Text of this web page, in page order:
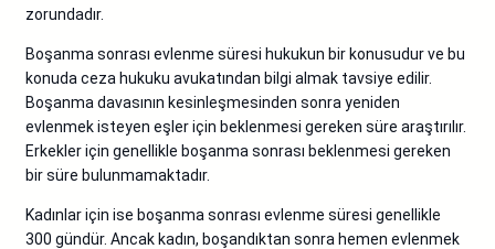
zorundadır.
Boşanma sonrası evlenme süresi hukukun bir konusudur ve bu
konuda ceza hukuku avukatından bilgi almak tavsiye edilir.
Boşanma davasının kesinleşmesinden sonra yeniden
evlenmek isteyen eşler için beklenmesi gereken süre araştırılır.
Erkekler için genellikle boşanma sonrası beklenmesi gereken
bir süre bulunmamaktadır.
Kadınlar için ise boşanma sonrası evlenme süresi genellikle
300 gündür. Ancak kadın, boşandıktan sonra hemen evlenmek